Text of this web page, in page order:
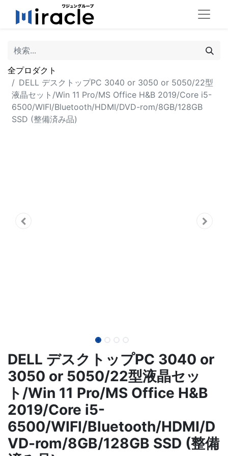
全プロダクト
DELL デスクトップPC 3040 or 3050 or 5050/22型
液晶セット/Win 11 Pro/MS Office H&B 2019/Core i5-
6500/WIFI/Bluetooth/HDMI/DVD-rom/8GB/128GB
SSD (整備済み品)
DELL デスクトップPC 3040 or
3050 or 5050/22型液晶セッ
ト/Win 11 Pro/MS Office H&B
2019/Core i5-
6500/WIFI/Bluetooth/HDMI/D
VD-rom/8GB/128GB SSD (整備